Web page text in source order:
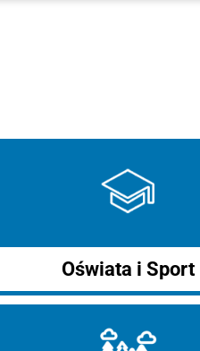
Oświata i Sport